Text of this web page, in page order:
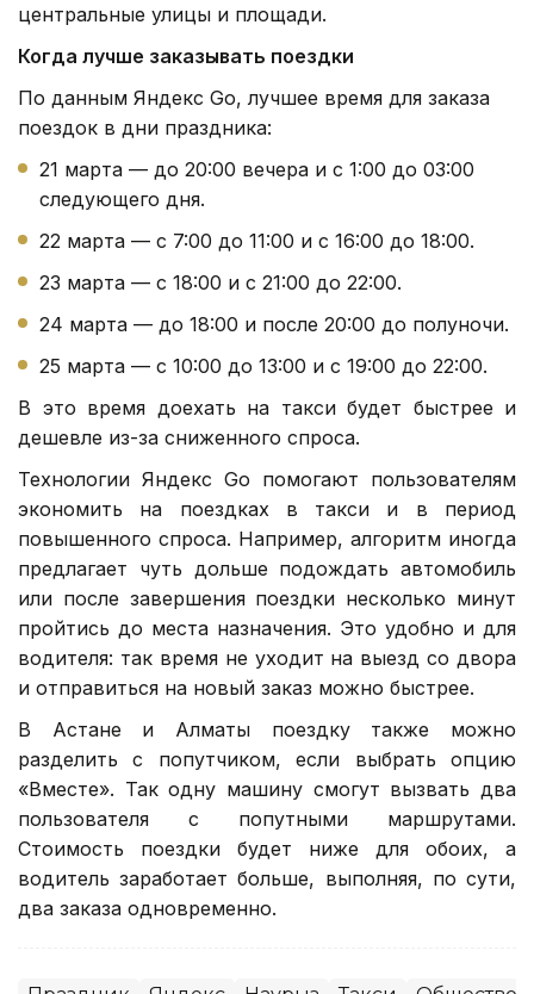
центральные улицы и площади.
Когда лучше заказывать поездки
По данным Яндекс Go, лучшее время для заказа
поездок в дни праздника:
21 марта — до 20:00 вечера и с 1:00 до 03:00
следующего дня.
22 марта — с 7:00 до 11:00 и с 16:00 до 18:00.
23 марта — с 18:00 и с 21:00 до 22:00.
24 марта — до 18:00 и после 20:00 до полуночи.
25 марта — с 10:00 до 13:00 и с 19:00 до 22:00.
В это время доехать на такси будет быстрее и
дешевле из-за сниженного спроса.
Технологии Яндекс Go помогают пользователям
экономить на поездках в такси и в период
повышенного спроса. Например, алгоритм иногда
предлагает чуть дольше подождать автомобиль
или после завершения поездки несколько минут
пройтись до места назначения. Это удобно и для
водителя: так время не уходит на выезд со двора
и отправиться на новый заказ можно быстрее.
В Астане и Алматы поездку также можно
разделить с попутчиком, если выбрать опцию
«Вместе». Так одну машину смогут вызвать два
пользователя с попутными маршрутами.
Стоимость поездки будет ниже для обоих, а
водитель заработает больше, выполняя, по сути,
два заказа одновременно.